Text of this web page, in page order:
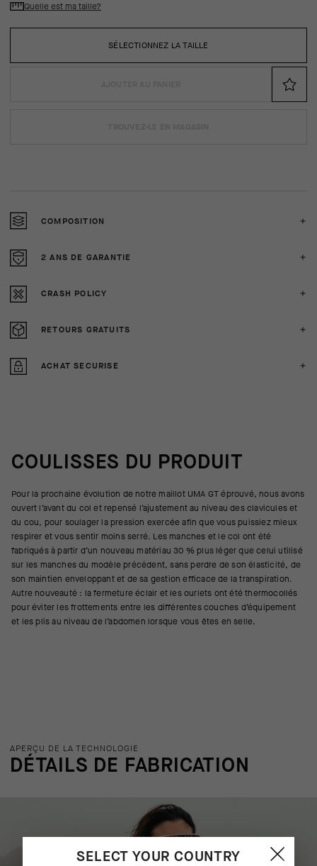
SÉLECTIONNEZ LA TAILLE
Quelle est ma taille?
COMPOSITION
2 ANS DE GARANTIE
CRASH POLICY
RETOURS GRATUITS
ACHAT SECURISE
COULISSES DU PRODUIT
Pour la prochaine évolution de notre maillot UMA GT éprouvé, nous avons
ouvert l’avant du col et repensé l’ajustement au niveau des clavicules et
du cou, pour soulager la pression exercée afin que vous puissiez mieux
respirer et vous sentir moins serré. Les manches et le col ont été
fabriqués à partir d’un nouveau matériau 30 % plus léger que celui utilisé
sur les manches du modèle précédent, sans perdre de son élasticité, de
son maintien enveloppant et de sa gestion efficace de la transpiration.
Autre nouveauté : la fermeture éclair et les ourlets ont été thermocollés
pour éviter les frottements entre les différentes couches d’équipement
et les plis au niveau de l’abdomen lorsque vous êtes en selle.
APERÇU DE LA TECHNOLOGIE
DÉTAILS DE FABRICATION
SELECT YOUR COUNTRY